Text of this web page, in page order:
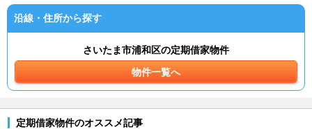
沿線・住所から探す
さいたま市浦和区の定期借家物件
物件一覧へ
定期借家物件のオススメ記事